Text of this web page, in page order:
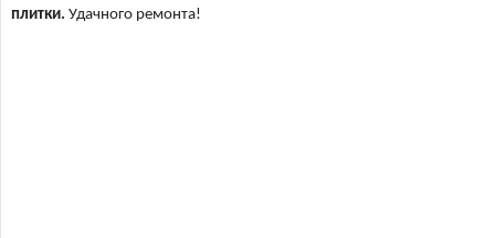
плитки. Удачного ремонта!